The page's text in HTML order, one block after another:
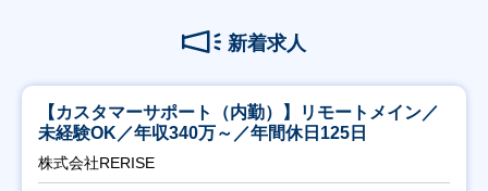
新着求人
【カスタマーサポート（内勤）】リモートメイン／
未経験OK／年収340万～／年間休日125日
株式会社RERISE